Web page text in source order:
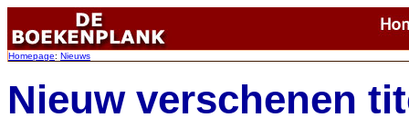
Homepage: Nieuws
Nieuw verschenen